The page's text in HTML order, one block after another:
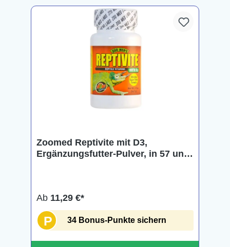
Zoomed Reptivite mit D3,
Ergänzungsfutter-Pulver, in 57 und
Ab 11,29 €*
P 34 Bonus-Punkte sichern